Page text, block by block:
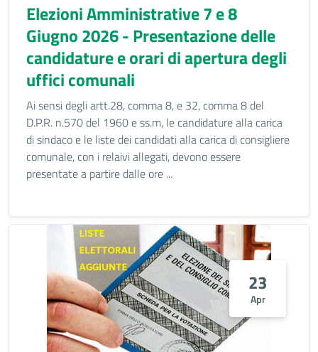
Elezioni Amministrative 7 e 8
Giugno 2026 - Presentazione delle
candidature e orari di apertura degli
uffici comunali
Ai sensi degli artt.28, comma 8, e 32, comma 8 del
D.P.R. n.570 del 1960 e ss.m, le candidature alla carica
di sindaco e le liste dei candidati alla carica di consigliere
comunale, con i relaivi allegati, devono essere
presentate a partire dalle ore ...
23
Apr